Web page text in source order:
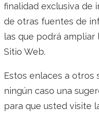
finalidad exclusiva de
de otras fuentes de
las que podrá
Sitio Web.
Estos enlaces a otros
ningún caso una
para que usted visite